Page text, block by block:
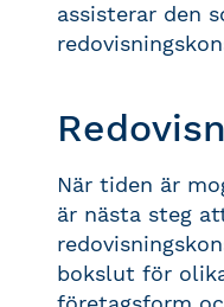
assisterar den
När tiden är
är nästa steg
bokslut för